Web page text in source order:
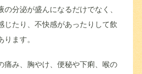
の分泌が盛んになるだけでなく、
じたり、不快感があったりして飲
ます。
痛み、胸やけ、便秘や下痢、喉の